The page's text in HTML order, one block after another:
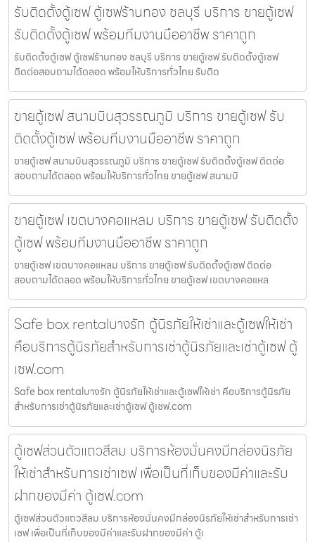
รับติดตั้งตู้เซฟ ตู้เซฟร้านทอง ชลบุรี บริการ ขายตู้เซฟ
รับติดตั้งตู้เซฟ พร้อมทีมงานมืออาชีพ ราคาถูก
รับติดตั้งตู้เซฟ ตู้เซฟร้านทอง ชลบุรี บริการ ขายตู้เซฟ รับติดตั้งตู้เซฟ
ติดต่อสอบถามได้ตลอด พร้อมให้บริการทั่วไทย รับติด
ขายตู้เซฟ สนามบินสุวรรณภูมิ บริการ ขายตู้เซฟ รับ
ติดตั้งตู้เซฟ พร้อมทีมงานมืออาชีพ ราคาถูก
ขายตู้เซฟ สนามบินสุวรรณภูมิ บริการ ขายตู้เซฟ รับติดตั้งตู้เซฟ ติดต่อ
สอบถามได้ตลอด พร้อมให้บริการทั่วไทย ขายตู้เซฟ สนามบิ
ขายตู้เซฟ เขตบางคอแหลม บริการ ขายตู้เซฟ รับติดตั้ง
ตู้เซฟ พร้อมทีมงานมืออาชีพ ราคาถูก
ขายตู้เซฟ เขตบางคอแหลม บริการ ขายตู้เซฟ รับติดตั้งตู้เซฟ ติดต่อ
สอบถามได้ตลอด พร้อมให้บริการทั่วไทย ขายตู้เซฟ เขตบางคอแหล
Safe box rentalบางรัก ตู้นิรภัยให้เช่าและตู้เซฟให้เช่า
คือบริการตู้นิรภัยสำหรับการเช่าตู้นิรภัยและเช่าตู้เซฟ ตู้
เซฟ.com
Safe box rentalบางรัก ตู้นิรภัยให้เช่าและตู้เซฟให้เช่า คือบริการตู้นิรภัย
สำหรับการเช่าตู้นิรภัยและเช่าตู้เซฟ ตู้เซฟ.com
ตู้เซฟส่วนตัวแถวสีลม บริการห้องมั่นคงมีกล่องนิรภัย
ให้เช่าสำหรับการเช่าเซฟ เพื่อเป็นที่เก็บของมีค่าและรับ
ฝากของมีค่า ตู้เซฟ.com
ตู้เซฟส่วนตัวแถวสีลม บริการห้องมั่นคงมีกล่องนิรภัยให้เช่าสำหรับการเช่า
เซฟ เพื่อเป็นที่เก็บของมีค่าและรับฝากของมีค่า ตู้เ